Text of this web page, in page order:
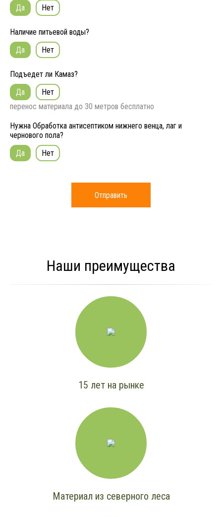
Да
Нет
Наличие питьевой воды?
Да
Нет
Подъедет ли Камаз?
Да
Нет
перенос материала до 30 метров бесплатно
Нужна Обработка антисептиком нижнего венца, лаг и
чернового пола?
Да
Нет
Отправить
Наши преимущества
15 лет на рынке
Материал из северного леса